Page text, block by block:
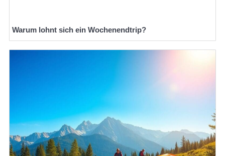
Warum lohnt sich ein Wochenendtrip?